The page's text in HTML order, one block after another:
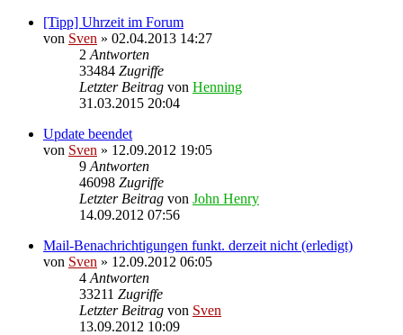
[Tipp] Uhrzeit im Forum
von Sven » 02.04.2013 14:27
2 Antworten
33484 Zugriffe
Letzter Beitrag von Henning
31.03.2015 20:04
Update beendet
von Sven » 12.09.2012 19:05
9 Antworten
46098 Zugriffe
Letzter Beitrag von John Henry
14.09.2012 07:56
Mail-Benachrichtigungen funkt. derzeit nicht (erledigt)
von Sven » 12.09.2012 06:05
4 Antworten
33211 Zugriffe
Letzter Beitrag von Sven
13.09.2012 10:09